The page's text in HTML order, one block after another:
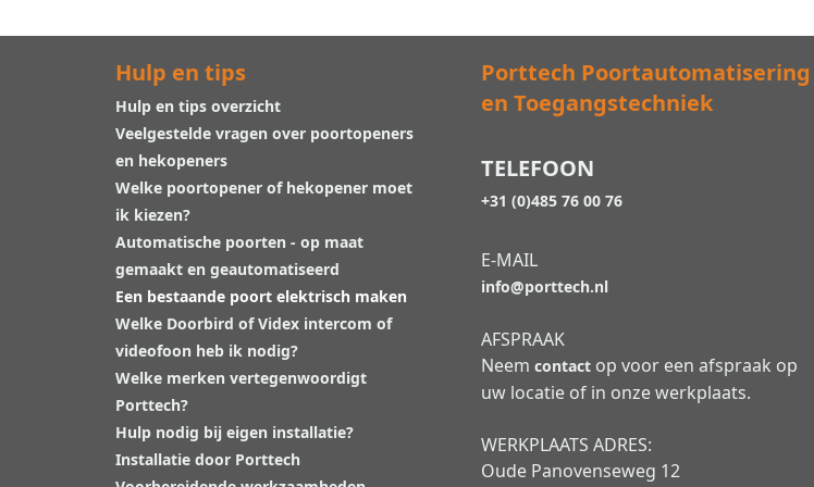
Hulp en tips
Hulp en tips overzicht
Veelgestelde vragen over poortopeners
en hekopeners
Welke poortopener of hekopener moet
ik kiezen?
Automatische poorten - op maat
gemaakt en geautomatiseerd
Een bestaande poort elektrisch maken
Welke Doorbird of Videx intercom of
videofoon heb ik nodig?
Welke merken vertegenwoordigt
Porttech?
Hulp nodig bij eigen installatie?
Installatie door Porttech
Porttech Poortautomatisering
en Toegangstechniek
TELEFOON
+31 (0)485 76 00 76
E-MAIL
info@porttech.nl
AFSPRAAK
Neem contact op voor een afspraak op
uw locatie of in onze werkplaats.
WERKPLAATS ADRES:
Oude Panovenseweg 12